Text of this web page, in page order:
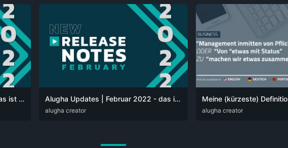
Alugha Updates | März 2022 - das ist neu bei alugha Alugha Updates | Februar 2022 - das ist neu bei alugha
DEU ENG
alugha creator DEU ENG POR
alugha creator